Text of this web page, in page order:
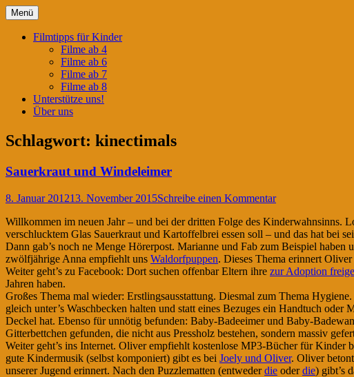
Springe
zum
InhaltKinderwahnsinn
Menü
Filmtipps für Kinder
Filme ab 4
Filme ab 6
Filme ab 7
Filme ab 8
Unterstütze uns!
Über uns
Schlagwort: kinectimals
Sauerkraut und Windeleimer
8. Januar 201213. November 2015Schreibe einen Kommentar
Willkommen im neuen Jahr – und bei der dritten Folge des Kinderwahnsinns.
verschlucktem Glas Sauerkraut und Kartoffelbrei essen soll – und das hat bei
Dann gab’s noch ne Menge Hörerpost. Marianne und Fab zum Beispiel
zwölfjährige Anna empfiehlt uns Waldorfpuppen. Dieses Thema erinnert Oliver
Weiter geht’s zu Facebook: Dort suchen offenbar Eltern ihre zur Adoption
Jahren haben.
Großes Thema mal wieder: Erstlingsausstattung. Diesmal zum Thema
gleich unter’s Waschbecken halten und statt eines Bezuges ein Handtuch
Deckel hat. Ebenso für unnötig befunden: Baby-Badeeimer und Baby-
Gitterbettchen gefunden, die nicht aus Pressholz bestehen, sondern massiv
Weiter geht’s ins Internet. Oliver empfiehlt kostenlose MP3-Bücher für Kinder
gute Kindermusik (selbst komponiert) gibt es bei Joely und Oliver. Oliver
unserer Jugend erinnert. Nach den Puzzlematten (entwederdie oderdie) gibt’s